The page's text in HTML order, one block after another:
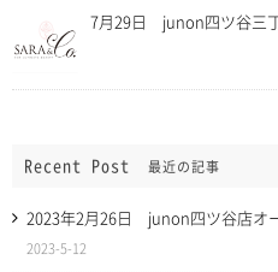
7月29日 junon四ツ谷三
Recent Post 最近の記事
2023年2月26日 junon四ツ谷店オ
2023-5-12